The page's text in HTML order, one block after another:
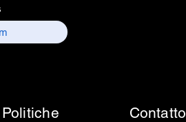
Politiche Contatto